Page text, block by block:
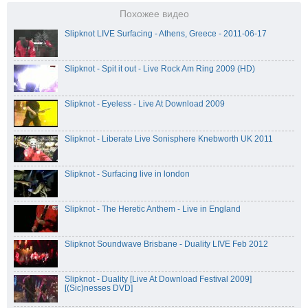
Похожее видео
Slipknot LIVE Surfacing - Athens, Greece - 2011-06-17
Slipknot - Spit it out - Live Rock Am Ring 2009 (HD)
Slipknot - Eyeless - Live At Download 2009
Slipknot - Liberate Live Sonisphere Knebworth UK 2011
Slipknot - Surfacing live in london
Slipknot - The Heretic Anthem - Live in England
Slipknot Soundwave Brisbane - Duality LIVE Feb 2012
Slipknot - Duality [Live At Download Festival 2009]
[(Sic)nesses DVD]